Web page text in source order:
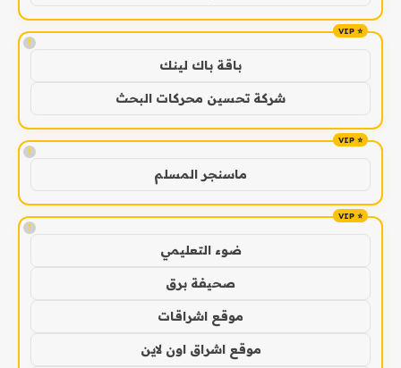
!
باقة باك لينك
شركة تحسين محركات البحث
!
ماسنجر المسلم
!
ضوء التعليمي
صحيفة برق
موقع اشراقات
موقع اشراق اون لاين